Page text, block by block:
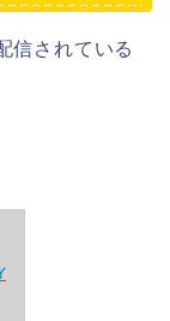
信されている